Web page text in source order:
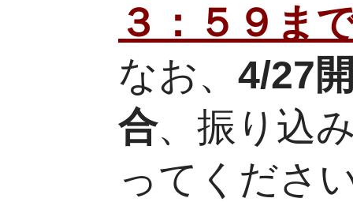
３：５９ま
なお、 4/27
合、振り込
ってくださ